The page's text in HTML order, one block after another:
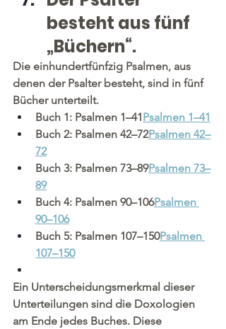
besteht aus fünf
„Büchern“.
Die einhundertfünfzig Psalmen, aus
denen der Psalter besteht, sind in fünf
Bücher unterteilt.
Buch 1: Psalmen 1–41 Psalmen 1–41
Buch 2: Psalmen 42–72Psalmen 42–
72
Buch 3: Psalmen 73–89Psalmen 73–
89
Buch 4: Psalmen 90–106Psalmen
90–106
Buch 5: Psalmen 107–150Psalmen
107–150
Ein Unterscheidungsmerkmal dieser
Unterteilungen sind die Doxologien
am Ende jedes Buches. Diese